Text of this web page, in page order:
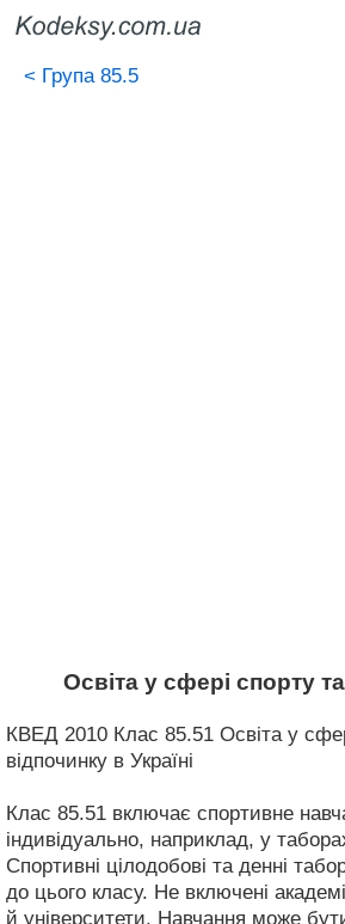
< Група 85.5
Освіта у сфері спорту
КВЕД 2010 Клас 85.51 Освіта у
відпочинку в Україні
Клас 85.51 включає спортивне
індивідуально, наприклад, у
Спортивні цілодобові та денні
до цього класу. Не включені
й університети. Навчання може